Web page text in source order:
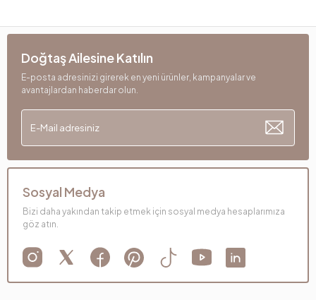
Doğtaş Ailesine Katılın
E-posta adresinizi girerek en yeni ürünler, kampanyalar ve
avantajlardan haberdar olun.
Sosyal Medya
Bizi daha yakından takip etmek için sosyal medya hesaplarımıza
göz atın.